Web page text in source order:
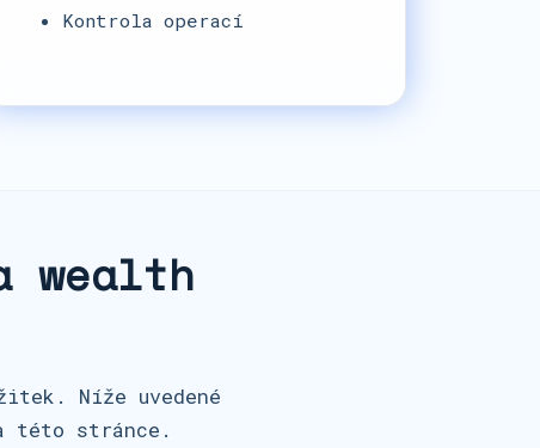
Kontrola operací
wealth
Níže uvedené
této stránce.